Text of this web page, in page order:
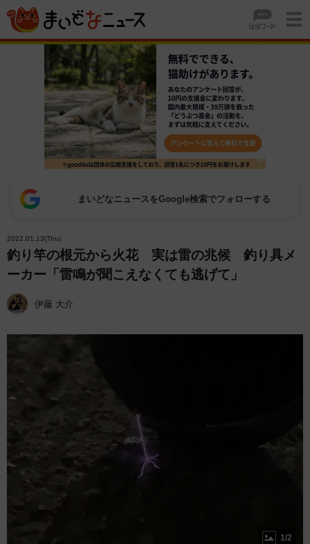
まいどなニュースをGoogle検索でフォローする
2022.01.13(Thu)
釣り竿の根元から火花 実は雷の兆候 釣り具メ
ーカー「雷鳴が聞こえなくても逃げて」
伊藤 大介
1/2